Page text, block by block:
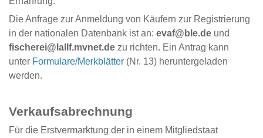
Die Anfrage zur Anmeldung von Käufern zur Registrierung
in der nationalen Datenbank ist an: evaf@ble.de und
fischerei@lallf.mvnet.de zu richten. Ein Antrag kann
unter Formulare/Merkblätter (Nr. 13) heruntergeladen
werden.
Verkaufsabrechnung
Für die Erstvermarktung der in einem Mitgliedstaat